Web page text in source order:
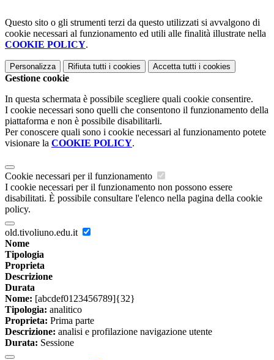
Questo sito o gli strumenti terzi da questo utilizzati si avvalgono di
cookie necessari al funzionamento ed utili alle finalità illustrate nella
COOKIE POLICY.
Personalizza Rifiuta tutti i cookies Accetta tutti i cookies
Gestione cookie
In questa schermata è possibile scegliere quali cookie consentire.
I cookie necessari sono quelli che consentono il funzionamento della
piattaforma e non è possibile disabilitarli.
Per conoscere quali sono i cookie necessari al funzionamento potete
visionare la COOKIE POLICY.
Cookie necessari per il funzionamento
I cookie necessari per il funzionamento non possono essere
disabilitati. È possibile consultare l'elenco nella pagina della cookie
policy.
old.tivoliuno.edu.it
Nome
Tipologia
Proprieta
Descrizione
Durata
Nome: [abcdef0123456789]{32}
Tipologia: analitico
Proprieta: Prima parte
Descrizione: analisi e profilazione navigazione utente
Durata: Sessione